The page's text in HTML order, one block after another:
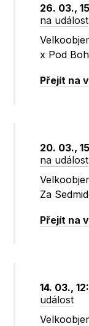
26. 03.,
na událost
x Pod
Přejít na
20. 03.,
na událost
Za
Přejít na
14. 03.,
událost